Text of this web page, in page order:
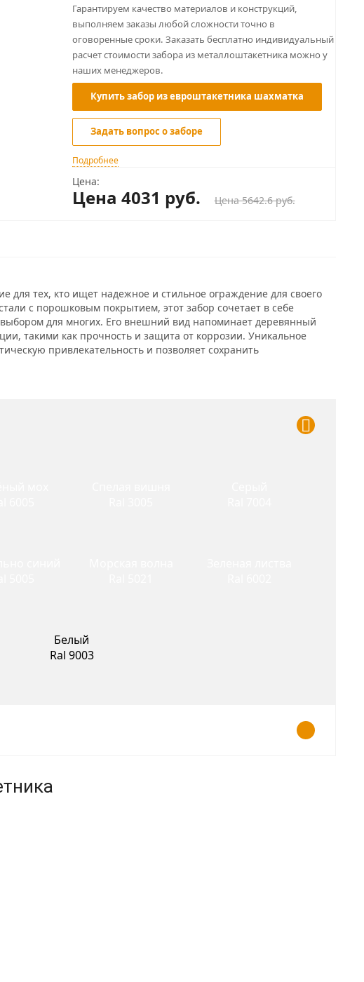
Гарантируем качество материалов и конструкций,
выполняем заказы любой сложности точно в
оговоренные сроки. Заказать бесплатно индивидуальный
расчет стоимости забора из металлоштакетника можно у
наших менеджеров.
Купить забор из евроштакетника шахматка
Задать вопрос о заборе
Подробнее
Цена:
Цена 4031 руб. Цена 5642.6 руб.
для тех, кто ищет надежное и стильное ограждение для своего
с порошковым покрытием, этот забор сочетает в себе
для многих. Его внешний вид напоминает деревянный
такими как прочность и защита от коррозии. Уникальное
привлекательность и позволяет сохранить
Белый
Ral 9003